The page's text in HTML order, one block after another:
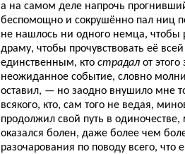
а на самом деле напрочь
беспомощно и сокрушённо пал ниц
не нашлось ни одного немца, чтобы
драму, чтобы прочувствовать её
единственным, кто страдалот
неожиданное событие, словно
оставил, — но заодно внушило мне
всякого, кто, сам того не ведая,
продолжил свой путь в
оказался болен, даже более чем
разочарования по поводу всего, что